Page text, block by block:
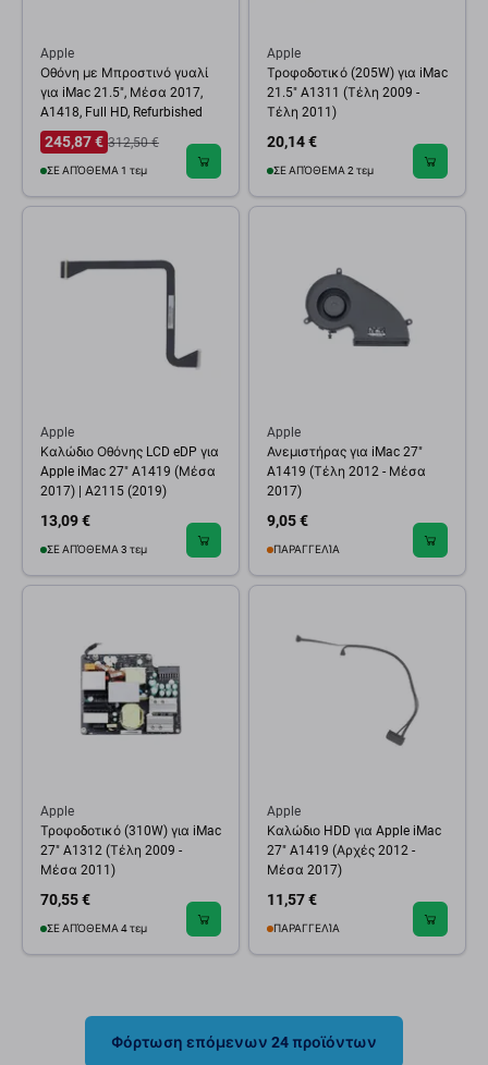
Apple
Οθόνη με Μπροστινό γυαλί
για iMac 21.5", Μέσα 2017,
A1418, Full HD, Refurbished
245,87 € 312,50 €
ΣΕ ΑΠΌΘΕΜΑ 1 τεμ
Apple
Τροφοδοτικό (205W) για iMac
21.5" A1311 (Τέλη 2009 -
Τέλη 2011)
20,14 €
ΣΕ ΑΠΌΘΕΜΑ 2 τεμ
Apple
Καλώδιο Οθόνης LCD eDP για
Apple iMac 27" A1419 (Μέσα
2017) | A2115 (2019)
13,09 €
ΣΕ ΑΠΌΘΕΜΑ 3 τεμ
Apple
Ανεμιστήρας για iMac 27"
A1419 (Τέλη 2012 - Μέσα
2017)
9,05 €
ΠΑΡΑΓΓΕΛΊΑ
Apple
Τροφοδοτικό (310W) για iMac
27" A1312 (Τέλη 2009 -
Μέσα 2011)
70,55 €
ΣΕ ΑΠΌΘΕΜΑ 4 τεμ
Apple
Καλώδιο HDD για Apple iMac
27" A1419 (Αρχές 2012 -
Μέσα 2017)
11,57 €
ΠΑΡΑΓΓΕΛΊΑ
Φόρτωση επόμενων 24 προϊόντων